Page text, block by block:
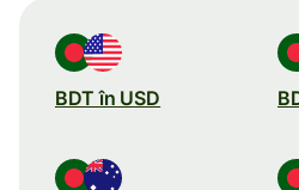
BDT în USD